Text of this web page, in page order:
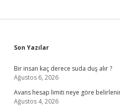
Sidebar
Son Yazılar
Bir insan kaç derece suda duş alır ?
Ağustos 6, 2026
Avans hesap limiti neye göre
Ağustos 4, 2026